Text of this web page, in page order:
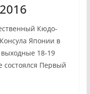
Кюдо-
Японии в
18-19
состоялся Первый